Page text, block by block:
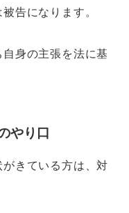
告になります。
身の主張を法に基
やり口
きている方は、対